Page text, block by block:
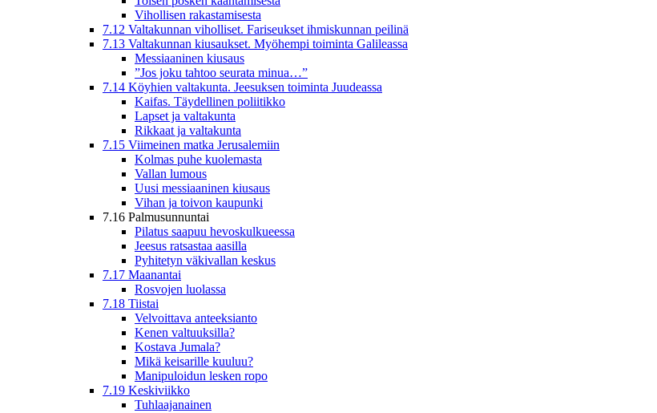
Vihollisen rakastamisesta
7.12 Valtakunnan viholliset. Fariseukset ihmiskunnan peilinä
7.13 Valtakunnan kiusaukset. Myöhempi toiminta Galileassa
Messiaaninen kiusaus
”Jos joku tahtoo seurata minua…”
7.14 Köyhien valtakunta. Jeesuksen toiminta Juudeassa
Kaifas. Täydellinen poliitikko
Lapset ja valtakunta
Rikkaat ja valtakunta
7.15 Viimeinen matka Jerusalemiin
Kolmas puhe kuolemasta
Vallan lumous
Uusi messiaaninen kiusaus
Vihan ja toivon kaupunki
7.16 Palmusunnuntai
Pilatus saapuu hevoskulkueessa
Jeesus ratsastaa aasilla
Pyhitetyn väkivallan keskus
7.17 Maanantai
Rosvojen luolassa
7.18 Tiistai
Velvoittava anteeksianto
Kenen valtuuksilla?
Kostava Jumala?
Mikä keisarille kuuluu?
Manipuloidun lesken ropo
7.19 Keskiviikko
Tuhlaajanainen